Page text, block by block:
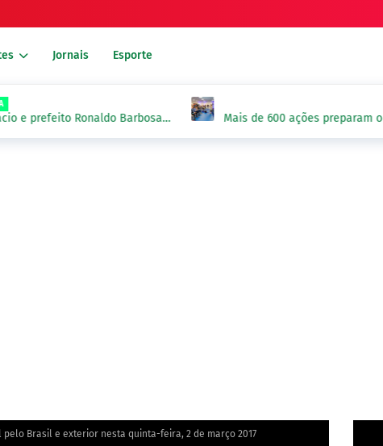
Jornais Esporte
e prefeito Ronaldo Barbosa
Mais de 600 ações preparam o
pelo Brasil e exterior nesta quinta-feira, 2 de março 2017